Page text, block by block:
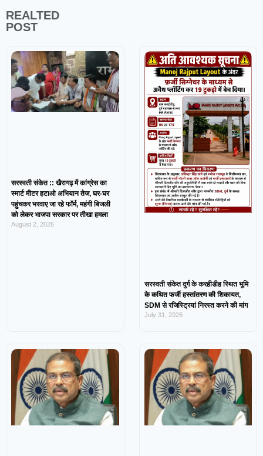
REALTED
POST
सरस्वती संकेत :: खैरागढ़ में कांग्रेस का
स्मार्ट मीटर हटाओ अभियान तेज, घर-घर
पहुंचकर भरवाए जा रहे फॉर्म, महंगी बिजली
को लेकर भाजपा सरकार पर तीखा हमला
August 2, 2026
सरस्वती संकेत दुर्ग के करहीडीह स्थित भूमि
के कथित फर्जी हस्तांतरण की शिकायत,
SDM से रजिस्ट्रियां निरस्त करने की मांग
July 31, 2026